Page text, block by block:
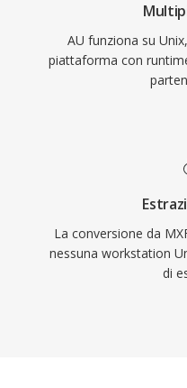
AU funziona su
piattaforma con
La conversione da
nessuna workstation
di